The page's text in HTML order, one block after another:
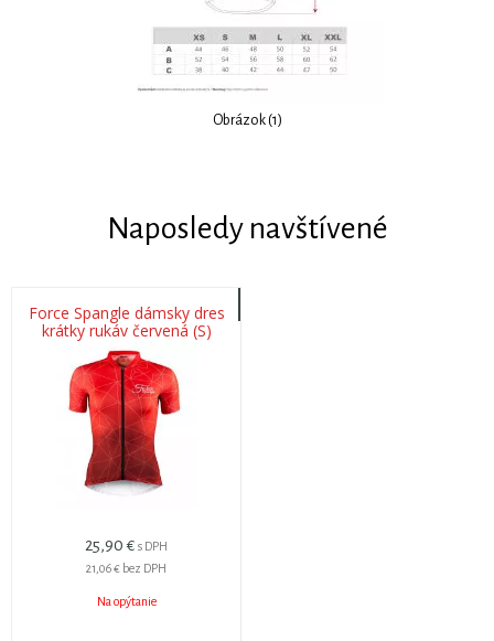
Obrázok (1)
Naposledy navštívené
Force Spangle dámsky dres
krátky rukáv červená (S)
25,90 € s DPH
21,06 € bez DPH
Na opýtanie